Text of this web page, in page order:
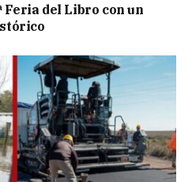
del Libro con un